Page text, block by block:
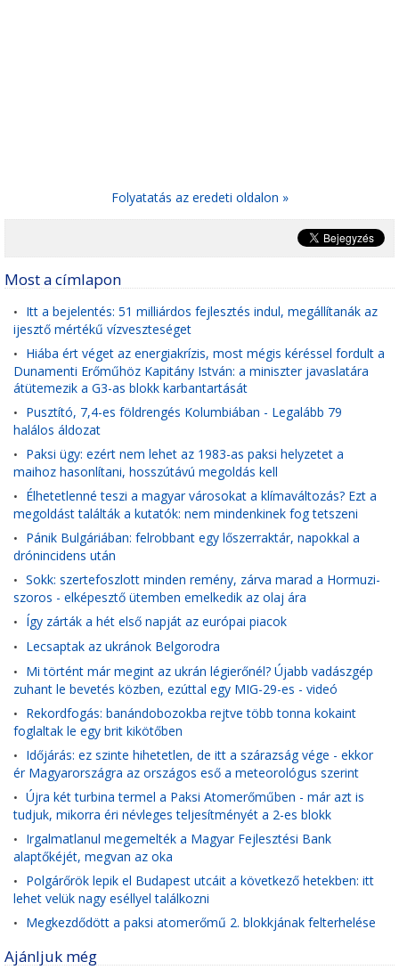
Folyatatás az eredeti oldalon »
Most a címlapon
• Itt a bejelentés: 51 milliárdos fejlesztés indul, megállítanák az
ijesztő mértékű vízveszteséget
• Hiába ért véget az energiakrízis, most mégis kéréssel fordult a
Dunamenti Erőműhöz Kapitány István: a miniszter javaslatára
átütemezik a G3-as blokk karbantartását
• Pusztító, 7,4-es földrengés Kolumbiában - Legalább 79
halálos áldozat
• Paksi ügy: ezért nem lehet az 1983-as paksi helyzetet a
maihoz hasonlítani, hosszútávú megoldás kell
• Élhetetlenné teszi a magyar városokat a klímaváltozás? Ezt a
megoldást találták a kutatók: nem mindenkinek fog tetszeni
• Pánik Bulgáriában: felrobbant egy lőszerraktár, napokkal a
drónincidens után
• Sokk: szertefoszlott minden remény, zárva marad a Hormuzi-
szoros - elképesztő ütemben emelkedik az olaj ára
• Így zárták a hét első napját az európai piacok
• Lecsaptak az ukránok Belgorodra
• Mi történt már megint az ukrán légierőnél? Újabb vadászgép
zuhant le bevetés közben, ezúttal egy MIG-29-es - videó
• Rekordfogás: banándobozokba rejtve több tonna kokaint
foglaltak le egy brit kikötőben
• Időjárás: ez szinte hihetetlen, de itt a szárazság vége - ekkor
ér Magyarországra az országos eső a meteorológus szerint
• Újra két turbina termel a Paksi Atomerőműben - már azt is
tudjuk, mikorra éri névleges teljesítményét a 2-es blokk
• Irgalmatlanul megemelték a Magyar Fejlesztési Bank
alaptőkéjét, megvan az oka
• Polgárőrök lepik el Budapest utcáit a következő hetekben: itt
lehet velük nagy eséllyel találkozni
• Megkezdődött a paksi atomerőmű 2. blokkjának felterhelése
Ajánljuk még